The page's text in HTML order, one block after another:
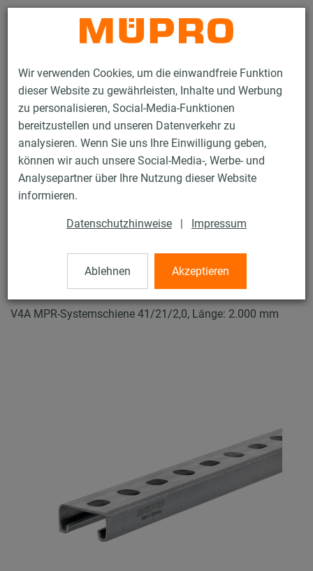
Wir verwenden Cookies, um die einwandfreie Funktion
dieser Website zu gewährleisten, Inhalte und Werbung
zu personalisieren, Social-Media-Funktionen
bereitzustellen und unseren Datenverkehr zu
analysieren. Wenn Sie uns Ihre Einwilligung geben,
können wir auch unsere Social-Media-, Werbe- und
Analysepartner über Ihre Nutzung dieser Website
informieren.
Datenschutzhinweise | Impressum
Ablehnen Akzeptieren
Kontakt
Produkte Befestigungstechnik
Lüftungsbefestigung
Installationsschienen für die Lüftungsbefestigung
MPR-Systemschienen (leichter bis mittlerer Lastbereich)
MPR-Systemschienen
5 / 64
MPR-Systemschienen
V4A MPR-Systemschiene 41/21/2,0, Länge: 2.000 mm